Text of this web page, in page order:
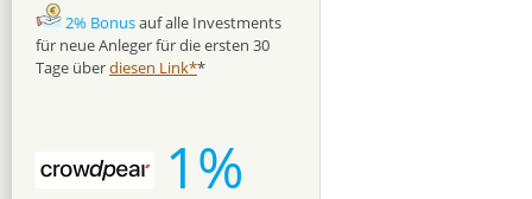
2% Bonusauf alle Investments
für neue Anleger für die ersten 30
Tage überdiesen Link**
1%